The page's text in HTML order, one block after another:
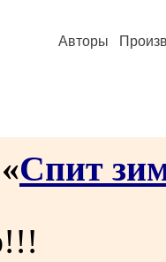
Авторы
Спит